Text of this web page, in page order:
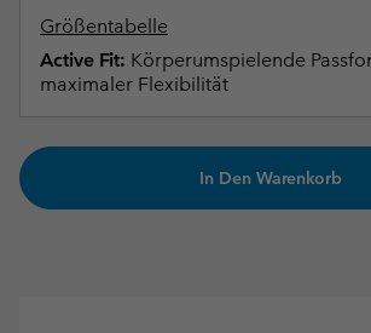
Größentabelle
Active Fit: Körperumspielende
maximaler Flexibilität
In Den Warenkorb